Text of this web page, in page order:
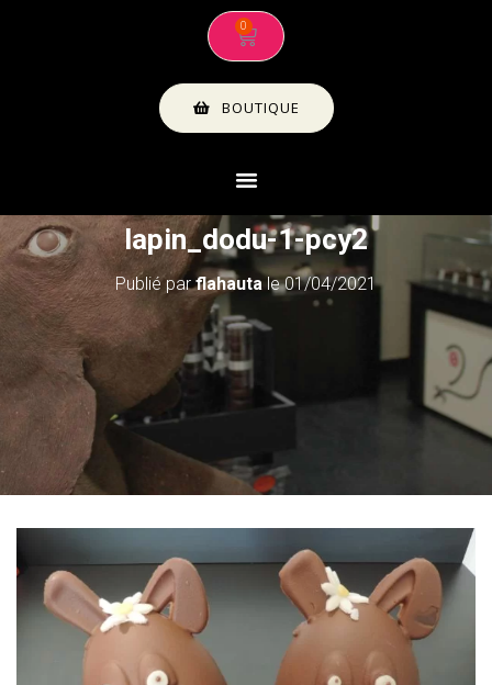
BOUTIQUE
lapin_dodu-1-pcy2
Publié parflahauta le01/04/2021